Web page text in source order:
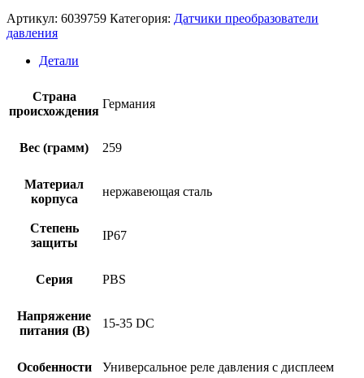
Артикул: 6039759 Категория: Датчики преобразователи
давления
Детали
Страна
происхождения
Германия
Вес (грамм) 259
Материал
корпуса
нержавеющая сталь
Степень
защиты
IP67
Серия PBS
Напряжение
питания (В)
15-35 DC
Особенности Универсальное реле давления с дисплеем